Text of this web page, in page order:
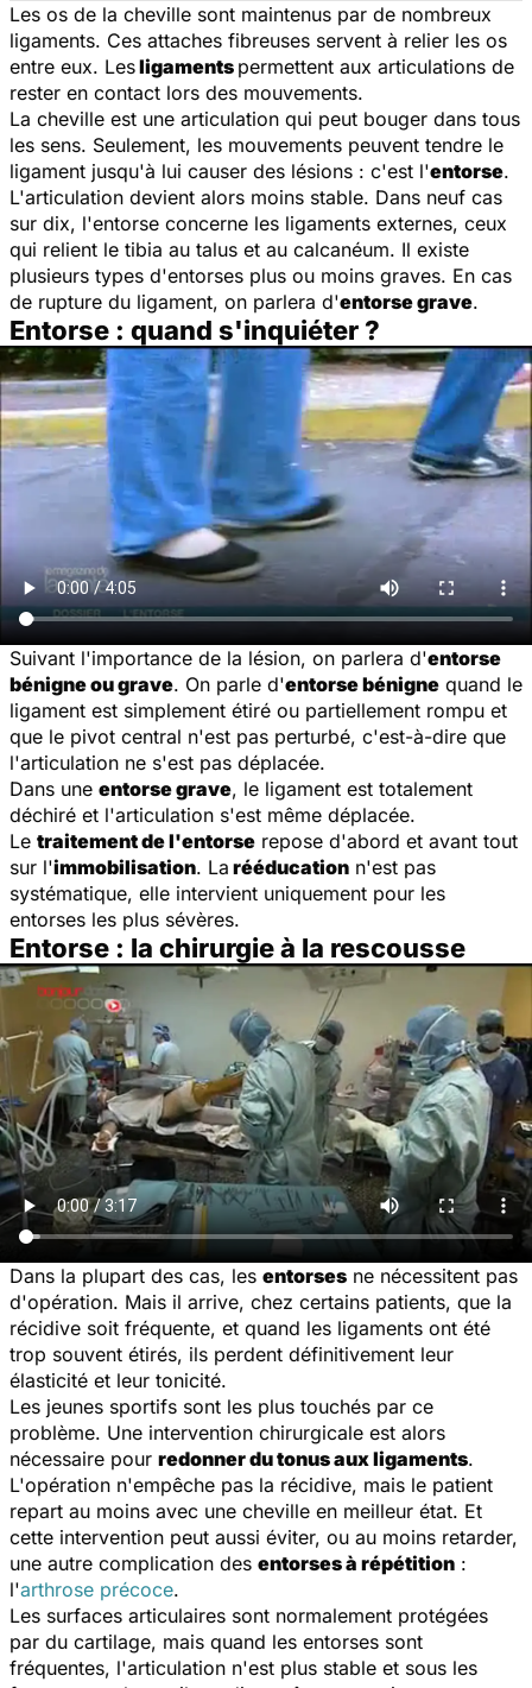
Les os de la cheville sont maintenus par de nombreux
ligaments. Ces attaches fibreuses servent à relier les os
entre eux. Lesligaments permettent aux articulations de
rester en contact lors des mouvements.
La cheville est une articulation qui peut bouger dans tous
les sens. Seulement, les mouvements peuvent tendre le
ligament jusqu'à lui causer des lésions : c'est l'entorse.
L'articulation devient alors moins stable. Dans neuf cas
sur dix, l'entorse concerne les ligaments externes, ceux
qui relient le tibia au talus et au calcanéum. Il existe
plusieurs types d'entorses plus ou moins graves. En cas
de rupture du ligament, on parlera d'entorse grave.
Entorse : quand s'inquiéter ?
Suivant l'importance de la lésion, on parlera d'entorse
bénigne ou grave. On parle d'entorse bénigne quand le
ligament est simplement étiré ou partiellement rompu et
que le pivot central n'est pas perturbé, c'est-à-dire que
l'articulation ne s'est pas déplacée.
Dans une entorse grave, le ligament est totalement
déchiré et l'articulation s'est même déplacée.
Le traitement de l'entorse repose d'abord et avant tout
sur l'immobilisation. La rééducation n'est pas
systématique, elle intervient uniquement pour les
entorses les plus sévères.
Entorse : la chirurgie à la rescousse
Dans la plupart des cas, les entorses ne nécessitent pas
d'opération. Mais il arrive, chez certains patients, que la
récidive soit fréquente, et quand les ligaments ont été
trop souvent étirés, ils perdent définitivement leur
élasticité et leur tonicité.
Les jeunes sportifs sont les plus touchés par ce
problème. Une intervention chirurgicale est alors
nécessaire pour redonner du tonus aux ligaments.
L'opération n'empêche pas la récidive, mais le patient
repart au moins avec une cheville en meilleur état. Et
cette intervention peut aussi éviter, ou au moins retarder,
une autre complication des entorses à répétition :
l'arthrose précoce.
Les surfaces articulaires sont normalement protégées
par du cartilage, mais quand les entorses sont
fréquentes, l'articulation n'est plus stable et sous les